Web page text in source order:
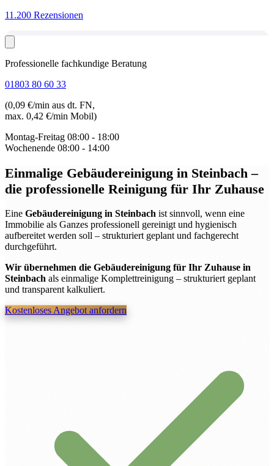
11.200 Rezensionen
Professionelle fachkundige Beratung
01803 80 60 33
(0,09 €/min aus dt. FN,
max. 0,42 €/min Mobil)
Montag-Freitag 08:00 - 18:00
Wochenende 08:00 - 14:00
Einmalige Gebäudereinigung in Steinbach–
die professionelle Reinigung für Ihr Zuhause
Eine Gebäudereinigung in Steinbach ist sinnvoll, wenn eine
Immobilie als Ganzes professionell gereinigt und hygienisch
aufbereitet werden soll – strukturiert geplant und fachgerecht
durchgeführt.
Wir übernehmen die Gebäudereinigung für Ihr Zuhause in
Steinbach als einmalige Komplettreinigung – strukturiert geplant
und transparent kalkuliert.
Kostenloses Angebot anfordern